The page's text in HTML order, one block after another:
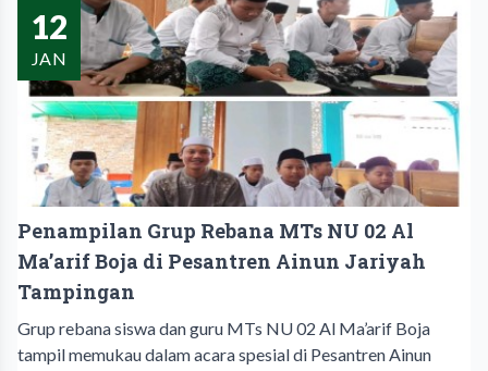
12
JAN
Penampilan Grup Rebana MTs NU 02 Al
Ma’arif Boja di Pesantren Ainun Jariyah
Tampingan
Grup rebana siswa dan guru MTs NU 02 Al Ma’arif Boja
tampil memukau dalam acara spesial di Pesantren Ainun